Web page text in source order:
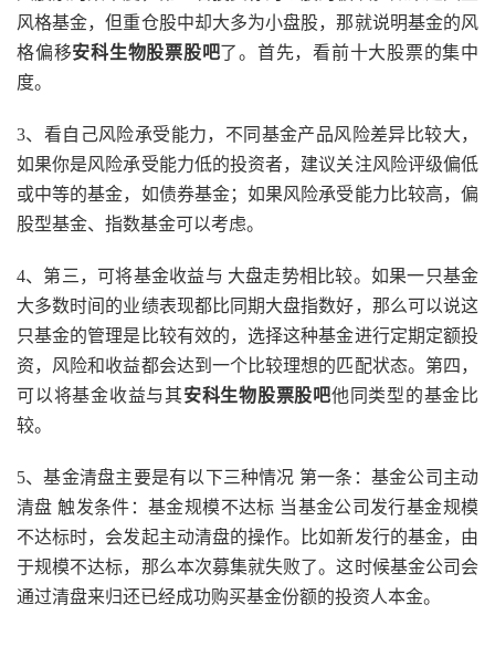
风格基金，但重仓股中却大多为小盘股，那就说明基金的风
格偏移安科生物股票股吧了。首先，看前十大股票的集中
度。
3、看自己风险承受能力，不同基金产品风险差异比较大，
如果你是风险承受能力低的投资者，建议关注风险评级偏低
或中等的基金，如债券基金；如果风险承受能力比较高，偏
股型基金、指数基金可以考虑。
4、第三，可将基金收益与 大盘走势相比较。如果一只基金
大多数时间的业绩表现都比同期大盘指数好，那么可以说这
只基金的管理是比较有效的，选择这种基金进行定期定额投
资，风险和收益都会达到一个比较理想的匹配状态。第四，
可以将基金收益与其安科生物股票股吧他同类型的基金比
较。
5、基金清盘主要是有以下三种情况 第一条：基金公司主动
清盘 触发条件：基金规模不达标 当基金公司发行基金规模
不达标时，会发起主动清盘的操作。比如新发行的基金，由
于规模不达标，那么本次募集就失败了。这时候基金公司会
通过清盘来归还已经成功购买基金份额的投资人本金。